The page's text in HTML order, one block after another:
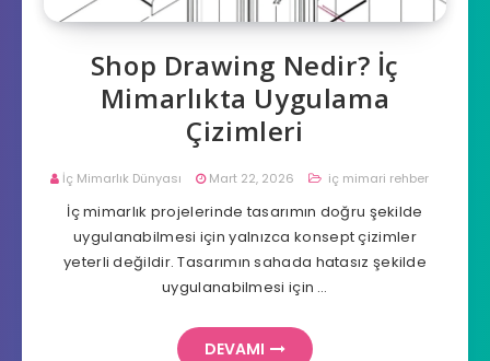
Shop Drawing Nedir? İç
Mimarlıkta Uygulama
Çizimleri
İç Mimarlık Dünyası Mart 22, 2026 iç mimari rehber
İç mimarlık projelerinde tasarımın doğru şekilde
uygulanabilmesi için yalnızca konsept çizimler
yeterli değildir. Tasarımın sahada hatasız şekilde
uygulanabilmesi için …
DEVAMI